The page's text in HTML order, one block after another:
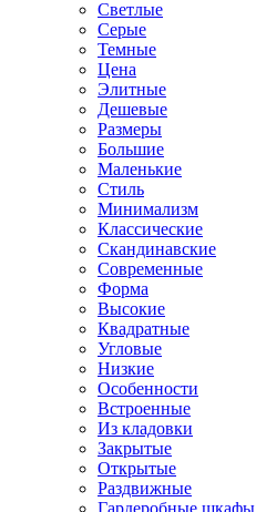
Светлые
Серые
Темные
Цена
Элитные
Дешевые
Размеры
Большие
Маленькие
Стиль
Минимализм
Классические
Скандинавские
Современные
Форма
Высокие
Квадратные
Угловые
Низкие
Особенности
Встроенные
Из кладовки
Закрытые
Открытые
Раздвижные
Гардеробные шкафы